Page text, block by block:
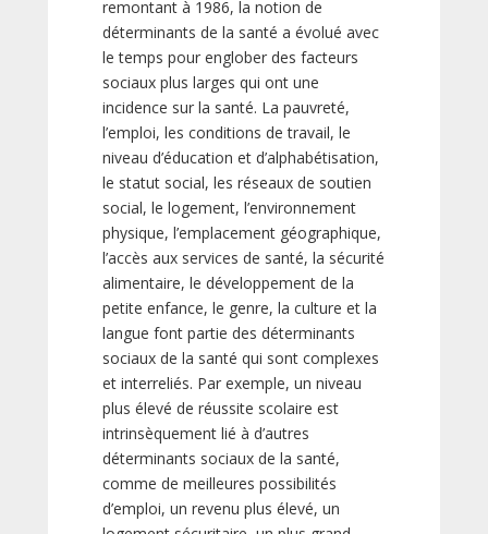
remontant à 1986, la notion de
déterminants de la santé a évolué avec
le temps pour englober des facteurs
sociaux plus larges qui ont une
incidence sur la santé. La pauvreté,
l’emploi, les conditions de travail, le
niveau d’éducation et d’alphabétisation,
le statut social, les réseaux de soutien
social, le logement, l’environnement
physique, l’emplacement géographique,
l’accès aux services de santé, la sécurité
alimentaire, le développement de la
petite enfance, le genre, la culture et la
langue font partie des déterminants
sociaux de la santé qui sont complexes
et interreliés. Par exemple, un niveau
plus élevé de réussite scolaire est
intrinsèquement lié à d’autres
déterminants sociaux de la santé,
comme de meilleures possibilités
d’emploi, un revenu plus élevé, un